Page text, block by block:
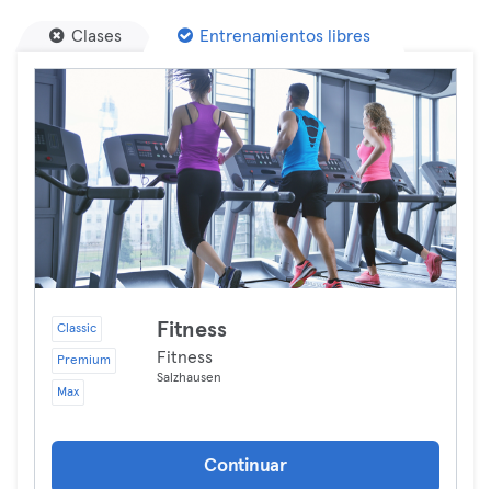
Clases Entrenamientos libres
Classic
Premium
Max
Fitness
Fitness
Salzhausen
Continuar